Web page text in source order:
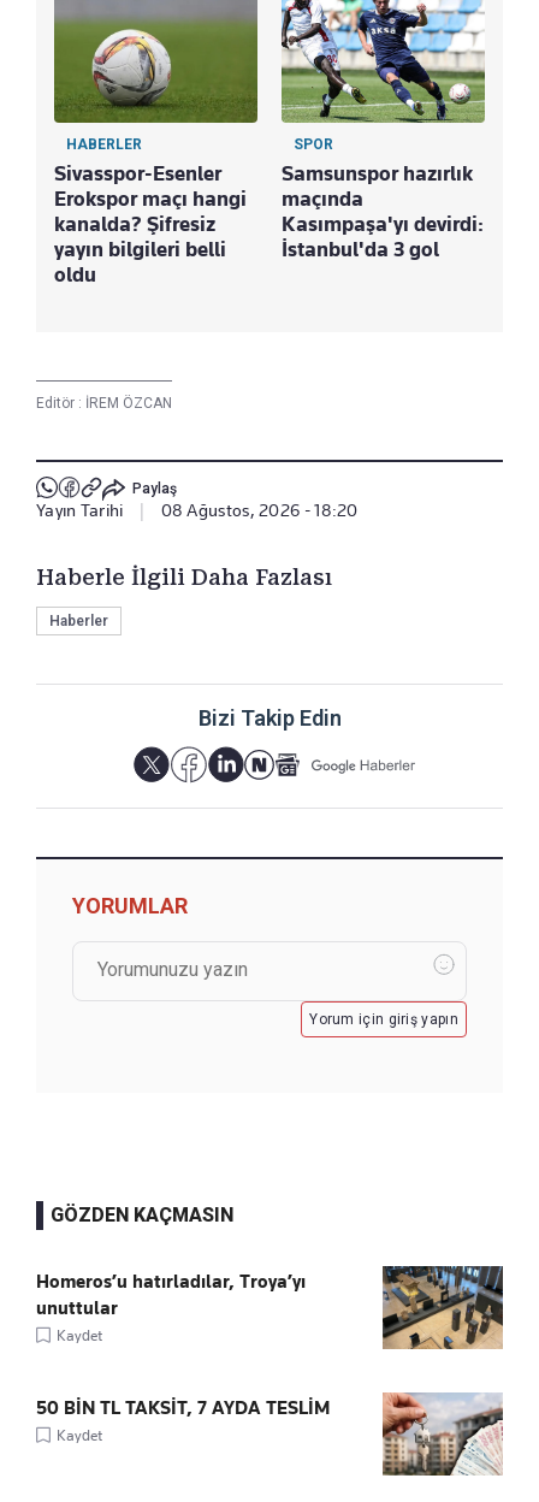
HABERLER
Sivasspor-Esenler
Erokspor maçı hangi
kanalda? Şifresiz
yayın bilgileri belli
oldu
SPOR
Samsunspor hazırlık
maçında
Kasımpaşa'yı devirdi:
İstanbul'da 3 gol
Editör : İREM ÖZCAN
Paylaş
Yayın Tarihi 08 Ağustos, 2026 - 18:20
Haberle İlgili Daha Fazlası
Haberler
Bizi Takip Edin
YORUMLAR
Yorum için giriş yapın
GÖZDEN KAÇMASIN
Homeros’u hatırladılar, Troya’yı
unuttular
Kaydet
50 BİN TL TAKSİT, 7 AYDA TESLİM
Kaydet